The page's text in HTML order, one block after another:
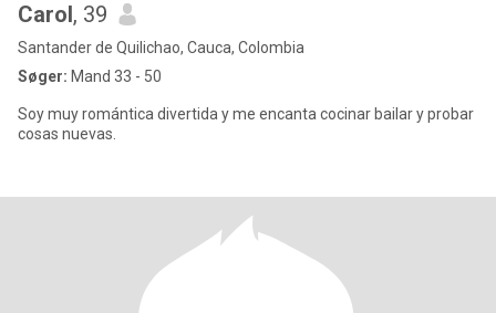
Carol, 39
Santander de Quilichao, Cauca, Colombia
Søger: Mand 33 - 50
Soy muy romántica divertida y me encanta cocinar bailar y probar
cosas nuevas.